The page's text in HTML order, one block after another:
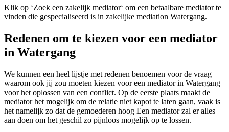
Klik op ‘Zoek een zakelijk mediator‘ om een betaalbare mediator te
vinden die gespecialiseerd is in zakelijke mediation Watergang.
Redenen om te kiezen voor een mediator
in Watergang
We kunnen een heel lijstje met redenen benoemen voor de vraag
waarom ook jij zou moeten kiezen voor een mediator in Watergang
voor het oplossen van een conflict. Op de eerste plaats maakt de
mediator het mogelijk om de relatie niet kapot te laten gaan, vaak is
het namelijk zo dat de gemoederen hoog Een mediator zal er alles
aan doen om het geschil zo pijnloos mogelijk op te lossen.